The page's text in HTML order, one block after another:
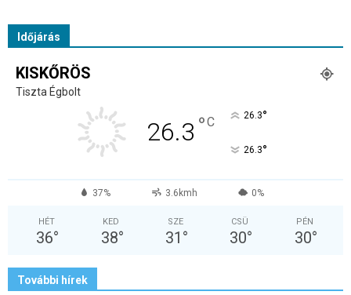
Időjárás
KISKŐRÖS
Tiszta Égbolt
26.3 °C 26.3°
26.3°
37% 3.6kmh 0%
HÉT
36°
KED
38°
SZE
31 °
CSÜ
30°
PÉN
30°
További hírek